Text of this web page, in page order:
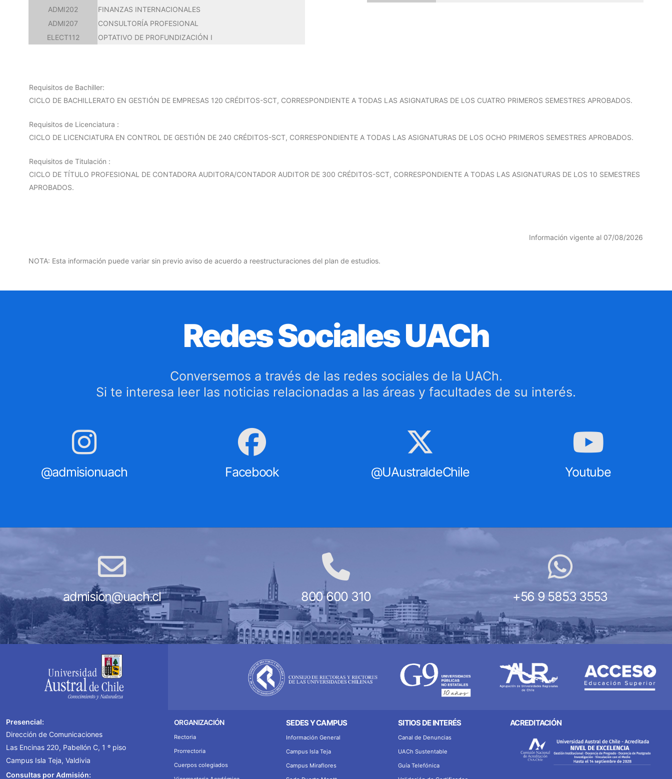
ADMI202
FINANZAS INTERNACIONALES
ADMI207
CONSULTORÍA PROFESIONAL
ELECT112
OPTATIVO DE PROFUNDIZACIÓN I
Requisitos de Bachiller:
CICLO DE BACHILLERATO EN GESTIÓN DE EMPRESAS 120 CRÉDITOS-SCT, CORRESPONDIENTE A TODAS LAS ASIGNATURAS DE LOS CUATRO PRIMEROS SEMESTRES APROBADOS.
Requisitos de Licenciatura :
CICLO DE LICENCIATURA EN CONTROL DE GESTIÓN DE 240 CRÉDITOS-SCT, CORRESPONDIENTE A TODAS LAS ASIGNATURAS DE LOS OCHO PRIMEROS SEMESTRES APROBADOS.
Requisitos de Titulación :
CICLO DE TÍTULO PROFESIONAL DE CONTADORA AUDITORA/CONTADOR AUDITOR DE 300 CRÉDITOS-SCT, CORRESPONDIENTE A TODAS LAS ASIGNATURAS DE LOS 10 SEMESTRES
APROBADOS.
Información vigente al 07/08/2026
NOTA: Esta información puede variar sin previo aviso de acuerdo a reestructuraciones del plan de estudios.
Redes Sociales UACh
Conversemos a través de las redes sociales de la UACh.
Si te interesa leer las noticias relacionadas a las áreas y facultades de su interés.
@admisionuach Facebook @UAustraldeChile Youtube
admision@uach.cl 800 600 310 +56 9 5853 3553
Presencial:
Dirección de Comunicaciones
Las Encinas 220, Pabellón C, 1 º piso
Campus Isla Teja, Valdivia
Consultas por Admisión:
ORGANIZACIÓN
Rectoria
Prorrectoria
Cuerpos colegiados
SEDES Y CAMPUS
Información General
Campus Isla Teja
Campus Miraflores
SITIOS DE INTERÉS
Canal de Denuncias
UACh Sustentable
Guía Telefónica
ACREDITACIÓN